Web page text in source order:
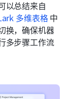
多维表格 中
换，确保机器
多步骤工作流